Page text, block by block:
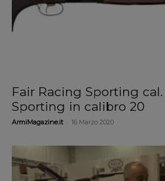
Fair Racing Sporting cal.
Sporting in calibro 20
ArmiMagazine.it 16 Marzo 2020